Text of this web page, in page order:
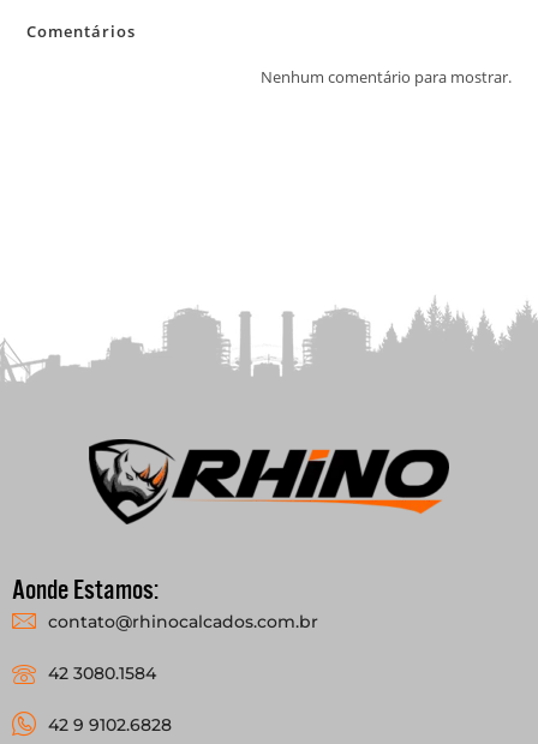
Comentários
Nenhum comentário para mostrar.
Aonde Estamos:
contato@rhinocalcados.com.br
42 3080.1584
42 9 9102.6828